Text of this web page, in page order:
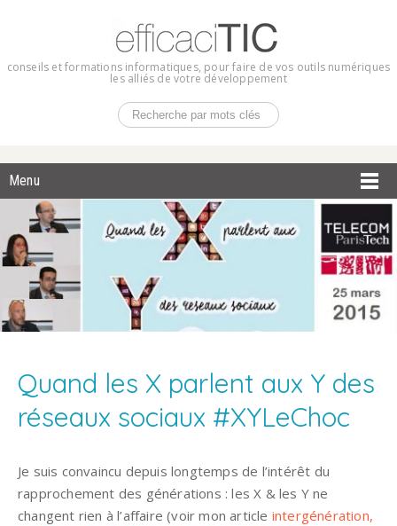
conseils et formations informatiques, pour faire de vos outils numériques
les alliés de votre développement
Menu
Quand les X parlent aux Y des
réseaux sociaux #XYLeChoc
Je suis convaincu depuis longtemps de l’intérêt du
rapprochement des générations : les X & les Y ne
changent rien à l’affaire (voir mon article intergénération,